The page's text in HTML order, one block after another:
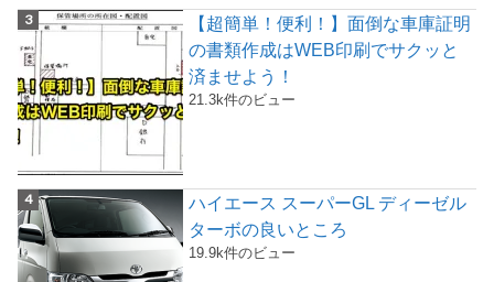
【超簡単！便利！】面倒な車庫証明
の書類作成はWEB印刷でサクッと
済ませよう！
21.3k件のビュー
ハイエース スーパーGL ディーゼル
ターボの良いところ
19.9k件のビュー